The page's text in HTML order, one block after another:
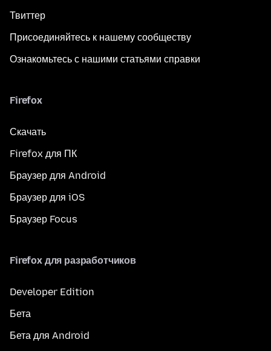
Твиттер
Присоединяйтесь к нашему сообществу
Ознакомьтесь с нашими статьями справки
Firefox
Скачать
Firefox для ПК
Браузер для Android
Браузер для iOS
Браузер Focus
Firefox для разработчиков
Developer Edition
Бета
Бета для Android